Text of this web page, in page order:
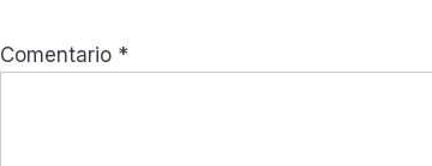
Comentario *